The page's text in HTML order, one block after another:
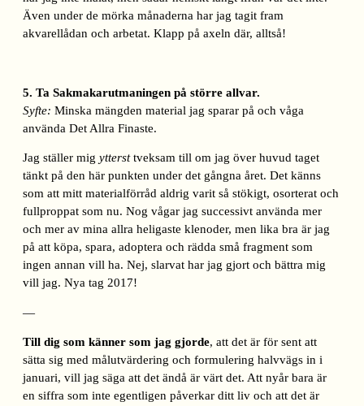
Även under de mörka månaderna har jag tagit fram
akvarellådan och arbetat. Klapp på axeln där, alltså!
5. Ta Sakmakarutmaningen på större allvar.
Syfte: Minska mängden material jag sparar på och våga
använda Det Allra Finaste.
Jag ställer mig yttersttveksam till om jag över huvud taget
tänkt på den här punkten under det gångna året. Det känns
som att mitt materialförråd aldrig varit så stökigt, osorterat och
fullproppat som nu. Nog vågar jag successivt använda mer
och mer av mina allra heligaste klenoder, men lika bra är jag
på att köpa, spara, adoptera och rädda små fragment som
ingen annan vill ha. Nej, slarvat har jag gjort och bättra mig
vill jag. Nya tag 2017!
—
Till dig som känner som jag gjorde, att det är för sent att
sätta sig med målutvärdering och formulering halvvägs in i
januari, vill jag säga att det ändå är värt det. Att nyår bara är
en siffra som inte egentligen påverkar ditt liv och att det är